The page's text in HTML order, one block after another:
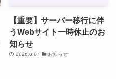
【重要】サーバー移行に伴
うWebサイト一時休止のお
知らせ
2026.8.07 お知らせ